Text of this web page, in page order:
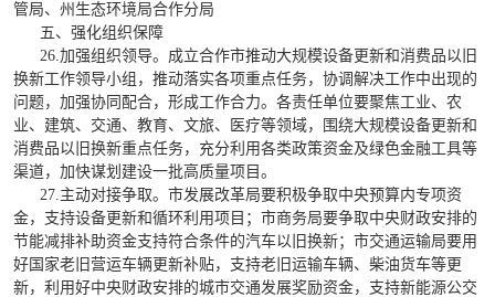
管局、州生态环境局合作分局
五、强化组织保障
26.加强组织领导。成立合作市推动大规模设备更新和消费品以旧
换新工作领导小组，推动落实各项重点任务，协调解决工作中出现的
问题，加强协同配合，形成工作合力。各责任单位要聚焦工业、农
业、建筑、交通、教育、文旅、医疗等领域，围绕大规模设备更新和
消费品以旧换新重点任务，充分利用各类政策资金及绿色金融工具等
渠道，加快谋划建设一批高质量项目。
27.主动对接争取。市发展改革局要积极争取中央预算内专项资
金，支持设备更新和循环利用项目；市商务局要争取中央财政安排的
节能减排补助资金支持符合条件的汽车以旧换新；市交通运输局要用
好国家老旧营运车辆更新补贴，支持老旧运输车辆、柴油货车等更
新，利用好中央财政安排的城市交通发展奖励资金，支持新能源公交